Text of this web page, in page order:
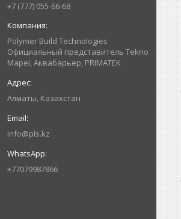
+7 (777) 055-66-68
Polymer Build Technologies
Официальный представитель Tekno
Mapei, Аквабарьер, PRIMATEK
Алматы, Казахстан
info@pls.kz
+77079987866